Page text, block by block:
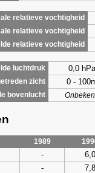
relatieve vochtigheid
relatieve vochtigheid
relatieve vochtigheid
luchtdruk 0,0 hPa
zicht 0 -
bovenlucht
1989
- 6,0
- 7,8